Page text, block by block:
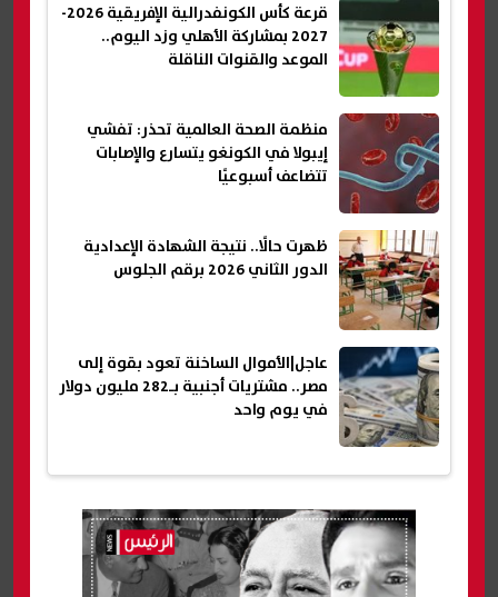
قرعة كأس الكونفدرالية الإفريقية 2026-
2027 بمشاركة الأهلي وزد اليوم..
الموعد والقنوات الناقلة
منظمة الصحة العالمية تحذر: تفشي
إيبولا في الكونغو يتسارع والإصابات
تتضاعف أسبوعيًا
ظهرت حالًا.. نتيجة الشهادة الإعدادية
الدور الثاني 2026 برقم الجلوس
عاجل|الأموال الساخنة تعود بقوة إلى
مصر.. مشتريات أجنبية بـ282 مليون دولار
في يوم واحد